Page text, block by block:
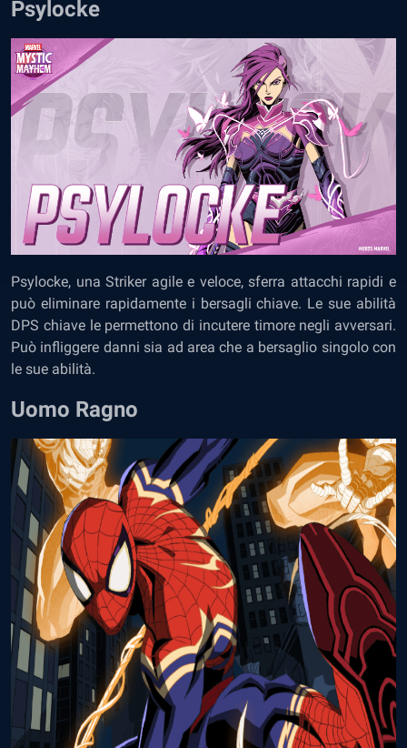
Psylocke
Psylocke, una Striker agile e veloce, sferra attacchi rapidi e
può eliminare rapidamente i bersagli chiave. Le sue abilità
DPS chiave le permettono di incutere timore negli avversari.
Può infliggere danni sia ad area che a bersaglio singolo con
le sue abilità.
Uomo Ragno